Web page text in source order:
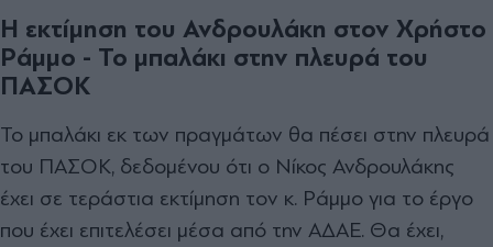
H εκτίμηση του Ανδρουλάκη στον Χρήστο
Ράμμο - Το μπαλάκι στην πλευρά του
ΠΑΣΟΚ
Το μπαλάκι εκ των πραγμάτων θα πέσει στην πλευρά
του ΠΑΣΟΚ, δεδομένου ότι ο Νίκος Ανδρουλάκης
έχει σε τεράστια εκτίμηση τον κ. Ράμμο για το έργο
που έχει επιτελέσει μέσα από την ΑΔΑΕ. Θα έχει,